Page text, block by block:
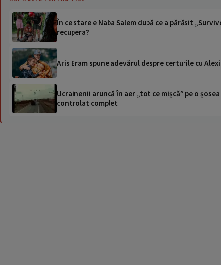
În ce stare e Naba Salem după ce a părăsit
recupera?
Aris Eram spune adevărul despre certurile cu
Ucrainenii aruncă în aer „tot ce mișcă” pe o
controlat complet